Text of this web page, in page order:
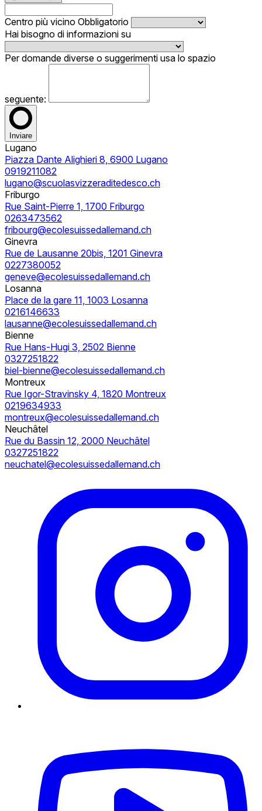
Centro più vicino Obbligatorio
Hai bisogno di informazioni su
Per domande diverse o suggerimenti usa lo spazio
seguente:
Inviare
Lugano
Piazza Dante Alighieri 8, 6900 Lugano
0919211082
lugano@scuolasvizzeraditedesco.ch
Friburgo
Rue Saint-Pierre 1, 1700 Friburgo
0263473562
fribourg@ecolesuissedallemand.ch
Ginevra
Rue de Lausanne 20bis, 1201 Ginevra
0227380052
geneve@ecolesuissedallemand.ch
Losanna
Place de la gare 11, 1003 Losanna
0216146633
lausanne@ecolesuissedallemand.ch
Bienne
Rue Hans-Hugi 3, 2502 Bienne
0327251822
biel-bienne@ecolesuissedallemand.ch
Montreux
Rue Igor-Stravinsky 4, 1820 Montreux
0219634933
montreux@ecolesuissedallemand.ch
Neuchâtel
Rue du Bassin 12, 2000 Neuchâtel
0327251822
neuchatel@ecolesuissedallemand.ch